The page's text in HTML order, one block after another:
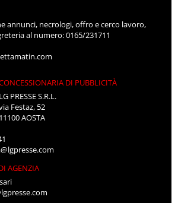
annunci, necrologi, offro e cerco lavoro,
al numero: 0165/231711
DI PUBBLICITÀ
LG PRESSE S.R.L.
Festaz, 52
11100 AOSTA
AGENZIA